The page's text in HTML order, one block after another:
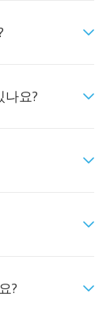
나요?
?